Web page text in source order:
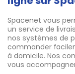
Spacenet vous
un service de
nos systèmes de
commander
à domicile. Nos
vous